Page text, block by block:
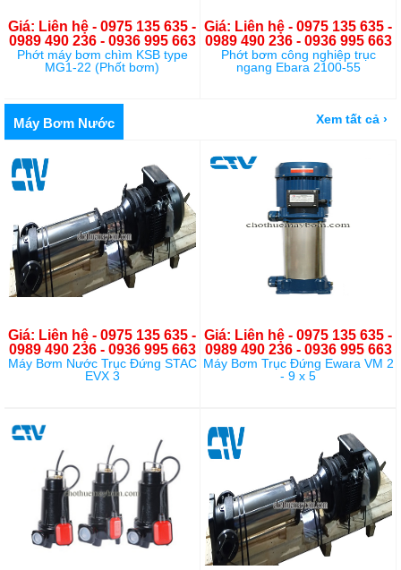
Giá: Liên hệ - 0975 135 635 -
0989 490 236 - 0936 995 663
Phớt máy bơm chìm KSB type
MG1-22 (Phốt bơm)
Giá: Liên hệ - 0975 135 635 -
0989 490 236 - 0936 995 663
Phớt bơm công nghiệp trục
ngang Ebara 2100-55
Máy Bơm Nước Xem tất cả ›
Giá: Liên hệ - 0975 135 635 -
0989 490 236 - 0936 995 663
Máy Bơm Nước Trục Đứng STAC
EVX 3
Giá: Liên hệ - 0975 135 635 -
0989 490 236 - 0936 995 663
Máy Bơm Trục Đứng Ewara VM 2
- 9 x 5